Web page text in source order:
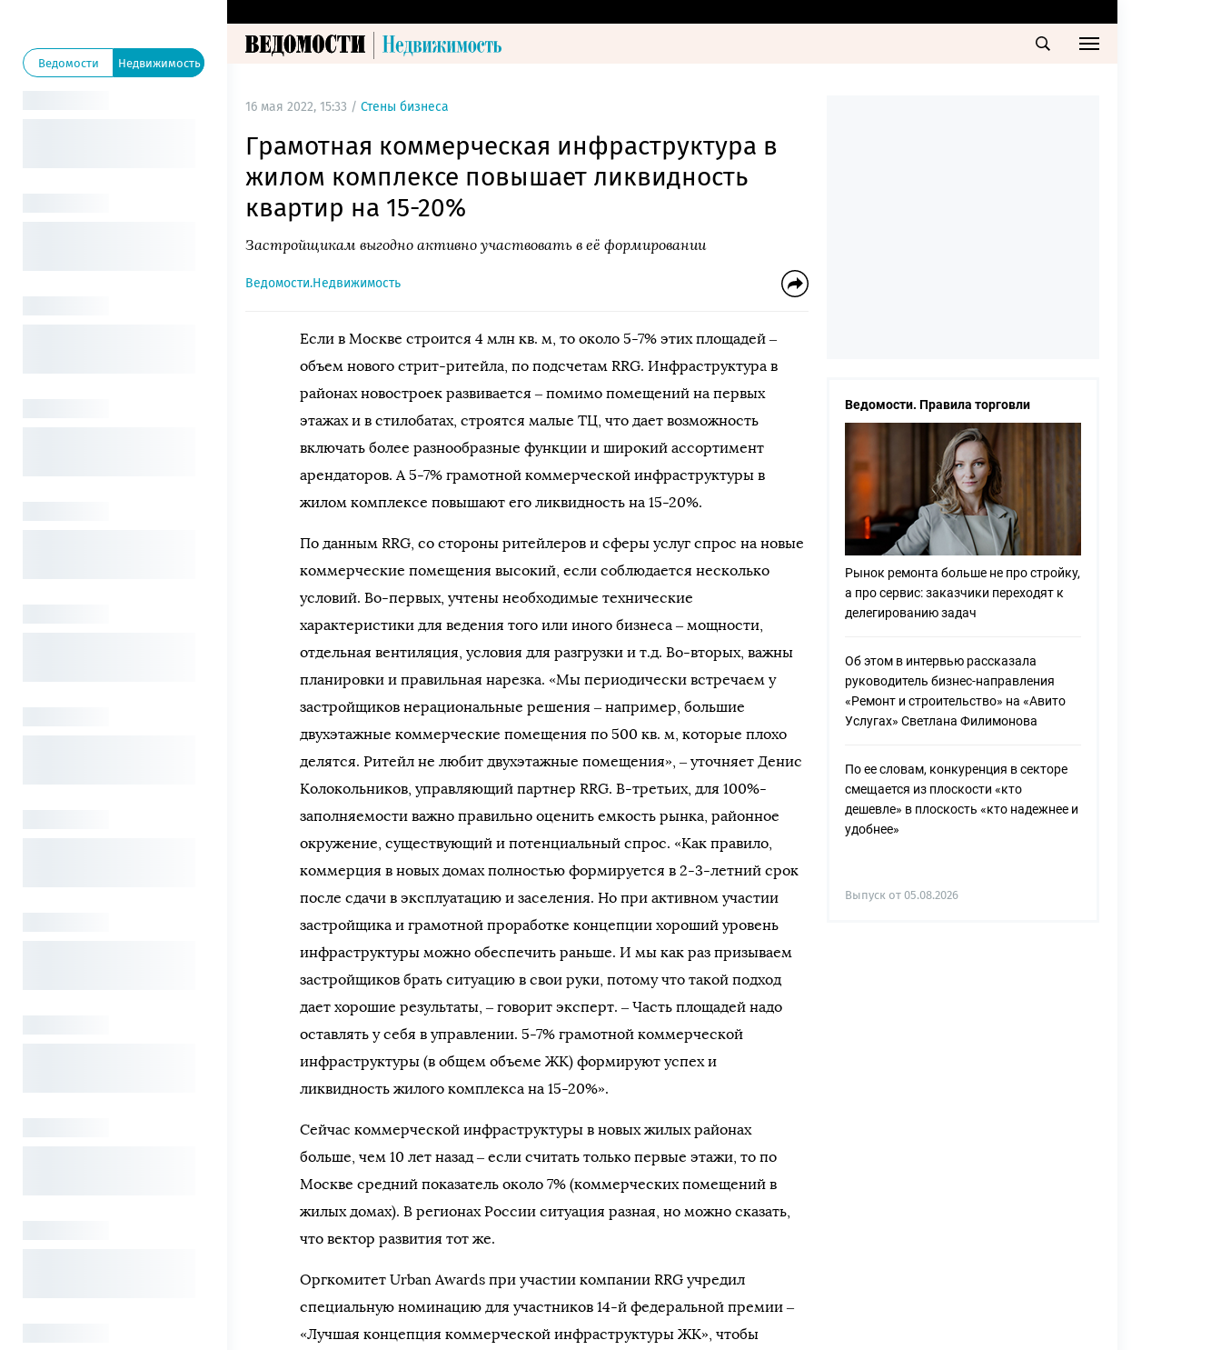
Ведомости Недвижимость
16 мая 2022, 15:33 / Стены бизнеса
Грамотная коммерческая инфраструктура в
жилом комплексе повышает ликвидность
квартир на 15-20%
Застройщикам выгодно активно участвовать в её формировании
Ведомости.Недвижимость
Если в Москве строится 4 млн кв. м, то около 5-7% этих площадей –
объем нового стрит-ритейла, по подсчетам RRG. Инфраструктура в
районах новостроек развивается – помимо помещений на первых
этажах и в стилобатах, строятся малые ТЦ, что дает возможность
включать более разнообразные функции и широкий ассортимент
арендаторов. А 5-7% грамотной коммерческой инфраструктуры в
жилом комплексе повышают его ликвидность на 15-20%.
По данным RRG, со стороны ритейлеров и сферы услуг спрос на новые
коммерческие помещения высокий, если соблюдается несколько
условий. Во-первых, учтены необходимые технические
характеристики для ведения того или иного бизнеса – мощности,
отдельная вентиляция, условия для разгрузки и т.д. Во-вторых, важны
планировки и правильная нарезка. «Мы периодически встречаем у
застройщиков нерациональные решения – например, большие
двухэтажные коммерческие помещения по 500 кв. м, которые плохо
делятся. Ритейл не любит двухэтажные помещения», – уточняет Денис
Колокольников, управляющий партнер RRG. В-третьих, для 100%-
заполняемости важно правильно оценить емкость рынка, районное
окружение, существующий и потенциальный спрос. «Как правило,
коммерция в новых домах полностью формируется в 2-3-летний срок
после сдачи в эксплуатацию и заселения. Но при активном участии
застройщика и грамотной проработке концепции хороший уровень
инфраструктуры можно обеспечить раньше. И мы как раз призываем
застройщиков брать ситуацию в свои руки, потому что такой подход
дает хорошие результаты, – говорит эксперт. – Часть площадей надо
оставлять у себя в управлении. 5-7% грамотной коммерческой
инфраструктуры (в общем объеме ЖК) формируют успех и
ликвидность жилого комплекса на 15-20%».
Сейчас коммерческой инфраструктуры в новых жилых районах
больше, чем 10 лет назад – если считать только первые этажи, то по
Москве средний показатель около 7% (коммерческих помещений в
жилых домах). В регионах России ситуация разная, но можно сказать,
что вектор развития тот же.
Оргкомитет Urban Awards при участии компании RRG учредил
специальную номинацию для участников 14-й федеральной премии –
«Лучшая концепция коммерческой инфраструктуры ЖК», чтобы
Ведомости. Правила торговли
Рынок ремонта больше не про стройку,
а про сервис: заказчики переходят к
делегированию задач
Об этом в интервью рассказала
руководитель бизнес-направления
«Ремонт и строительство» на «Авито
Услугах» Светлана Филимонова
По ее словам, конкуренция в секторе
смещается из плоскости «кто
дешевле» в плоскость «кто надежнее и
удобнее»
Выпуск от 05.08.2026